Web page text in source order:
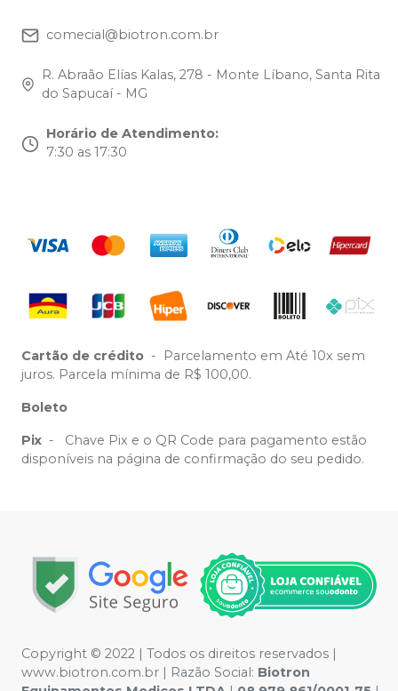
comecial@biotron.com.br
R. Abraão Elías Kalas, 278 - Monte Líbano, Santa Rita
do Sapucaí - MG
Horário de Atendimento:
7:30 as 17:30
Cartão de crédito -
Parcelamento em Até 10x sem
juros. Parcela mínima de R$ 100,00.
Boleto
Pix -
Chave Pix e o QR Code para pagamento estão
disponíveis na página de confirmação do seu pedido.
Copyright © 2022 | Todos os direitos reservados |
www.biotron.com.br | Razão Social: Biotron